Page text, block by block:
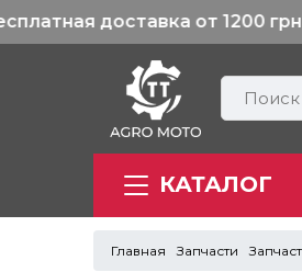
КАТАЛОГ
Главная Запчасти